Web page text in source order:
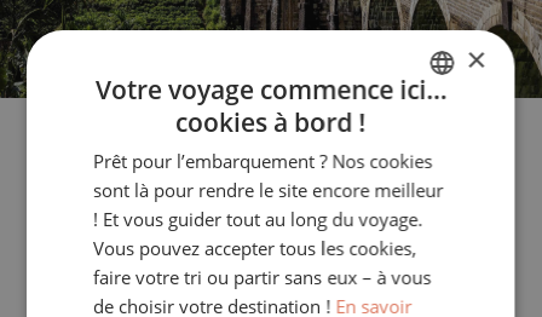
Rejoignez un petit groupe
ENGLISH
GERMAN
×
Votre voyage commence ici…
cookies à bord !
Prêt pour l’embarquement ? Nos cookies
sont là pour rendre le site encore meilleur
! Et vous guider tout au long du voyage.
Vous pouvez accepter tous les cookies,
faire votre tri ou partir sans eux – à vous
de choisir votre destination ! En savoir